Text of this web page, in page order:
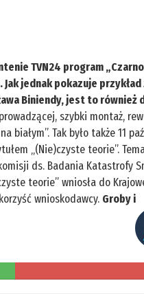
TVN24 program
jednak pokazuje
Biniendy, jest to
szybki montaż,
białym”. Tak było także 11
„(Nie)czyste teorie”.
ds. Badania Katastrofy
teorie” wniosła do
wnioskodawcy. Groby i